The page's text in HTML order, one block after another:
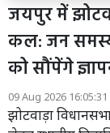
जयपुर में
कल: जन
को सौंपेंगे
09 Aug 2026 16:05:31
झोटवाड़ा